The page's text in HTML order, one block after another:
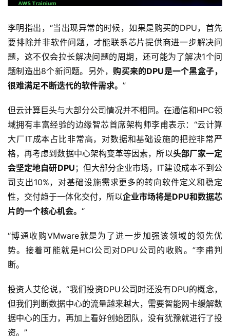
李明指出，“当出现异常的时候，如果是购买的DPU，首先
要排除并非软件问题，才能联系芯片提供商进一步解决问
题，这不仅会拉长解决问题的周期，还可能为了解决1个问
题制造出8个新问题。另外， 购买来的DPU是一个黑盒子，
很难满足不断迭代的软件需求。 ”
但云计算巨头与大部分公司情况并不相同。在通信和HPC领
域拥有丰富经验的边缘智芯首席架构师李甫表示：“云计算
大厂IT成本占比非常高，对数据和基础设施的把控非常严
格，再考虑到数据中心架构变革等因素，所以头部厂家一定
会坚定地自研DPU ；但大部分企业市场，IT建设成本不到公
司支出10%，对基础设施需求更多的转向软件定义和稳定
性，交付趋于一体化交付，所以企业市场将是DPU和数据芯
片的一个核心机会。 “
“博通收购VMware就是为了进一步加强该领域的领先优
势。接着可能就是HCI公司对DPU公司的收购。”李甫判
断。
投资人艾伦说，“我们投资DPU公司时还没有DPU的概念，
但我们判断数据中心的流量越来越大，需要智能网卡缓解数
据中心的压力，再加上看好创始团队，没有犹豫就进行了投
资。”